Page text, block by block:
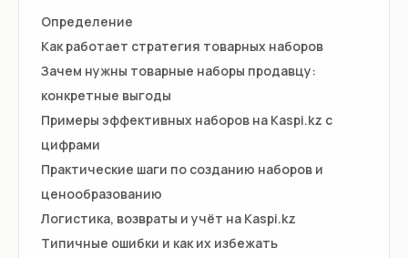
Определение
Как работает стратегия товарных наборов
Зачем нужны товарные наборы продавцу:
конкретные выгоды
Примеры эффективных наборов на Kaspi.kz с
цифрами
Практические шаги по созданию наборов и
ценообразованию
Логистика, возвраты и учёт на Kaspi.kz
Типичные ошибки и как их избежать